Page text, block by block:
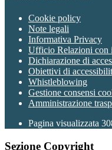
Cookie policy
Note legali
Informativa Privacy
Ufficio Relazioni con
Dichiarazione di
Obiettivi di
Whistleblowing
Gestione consensi
Amministrazione
Pagina visualizzata
Sezione Copyright